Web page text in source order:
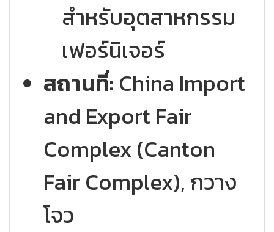
สำหรับอุตสาหกรรม
เฟอร์นิเจอร์
สถานที่: China Import
and Export Fair
Complex (Canton
Fair Complex), กวาง
โจว